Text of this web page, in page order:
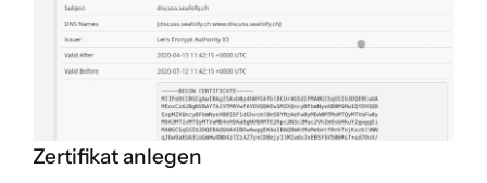
Zertifikat anlegen